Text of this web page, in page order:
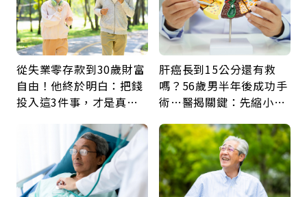
從失業零存款到30歲財富
自由！他終於明白：把錢
投入這3件事，才是真正
肝癌長到15公分還有救
嗎？56歲男半年後成功手
術…醫揭關鍵：先縮小腫